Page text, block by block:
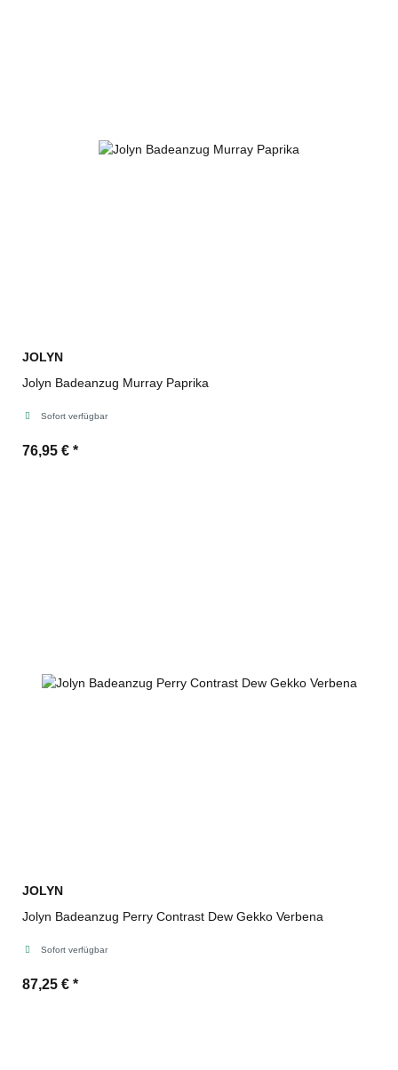
JOLYN
Jolyn Badeanzug Murray Paprika
Sofort verfügbar
76,95 € *
JOLYN
Jolyn Badeanzug Perry Contrast Dew Gekko Verbena
Sofort verfügbar
87,25 € *